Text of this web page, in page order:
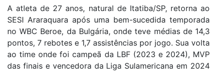
A atleta de 27 anos, natural de Itatiba/SP, retorna ao
SESI Araraquara após uma bem-sucedida temporada
no WBC Beroe, da Bulgária, onde teve médias de 14,3
pontos, 7 rebotes e 1,7 assistências por jogo. Sua volta
ao time onde foi campeã da LBF (2023 e 2024), MVP
das finais e vencedora da Liga Sulamericana em 2024